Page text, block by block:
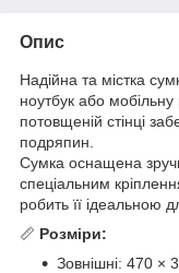
Опис
Надійна та містка
ноутбук або
потовщеній стінці
подряпин.
Сумка оснащена
спеціальним
робить її ідеальною
📏 Розміри:
Зовнішні: 470 ×